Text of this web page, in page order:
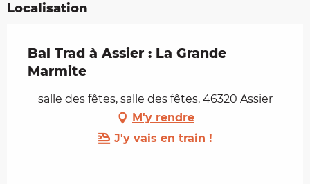
Localisation
Bal Trad à Assier : La Grande
Marmite
salle des fêtes, salle des fêtes, 46320 Assier
M'y rendre
J'y vais en train !